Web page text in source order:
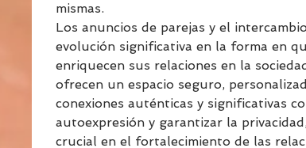
mismas.
Los anuncios de parejas y el
evolución significativa en la forma en
enriquecen sus relaciones en la
ofrecen un espacio seguro,
conexiones auténticas y significativas
autoexpresión y garantizar la
crucial en el fortalecimiento de las